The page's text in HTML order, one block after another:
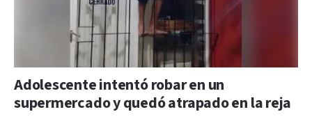
Adolescente intentó robar en un
supermercado y quedó atrapado en la reja